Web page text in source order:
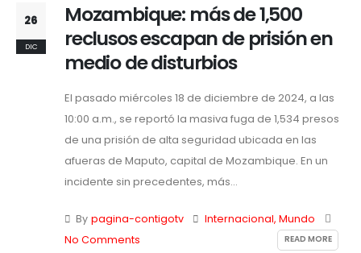
26
DIC
Mozambique: más de 1,500
reclusos escapan de prisión en
medio de disturbios
El pasado miércoles 18 de diciembre de 2024, a las
10:00 a.m., se reportó la masiva fuga de 1,534 presos
de una prisión de alta seguridad ubicada en las
afueras de Maputo, capital de Mozambique. En un
incidente sin precedentes, más...
By pagina-contigotv Internacional, Mundo
No Comments
READ MORE